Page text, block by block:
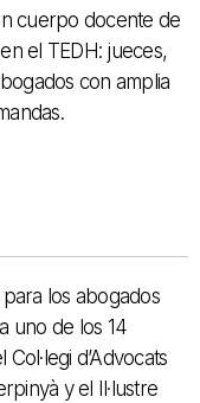
cuerpo docente de
el TEDH: jueces,
con amplia
los abogados
uno de los 14
d’Advocats
y el Il·lustre